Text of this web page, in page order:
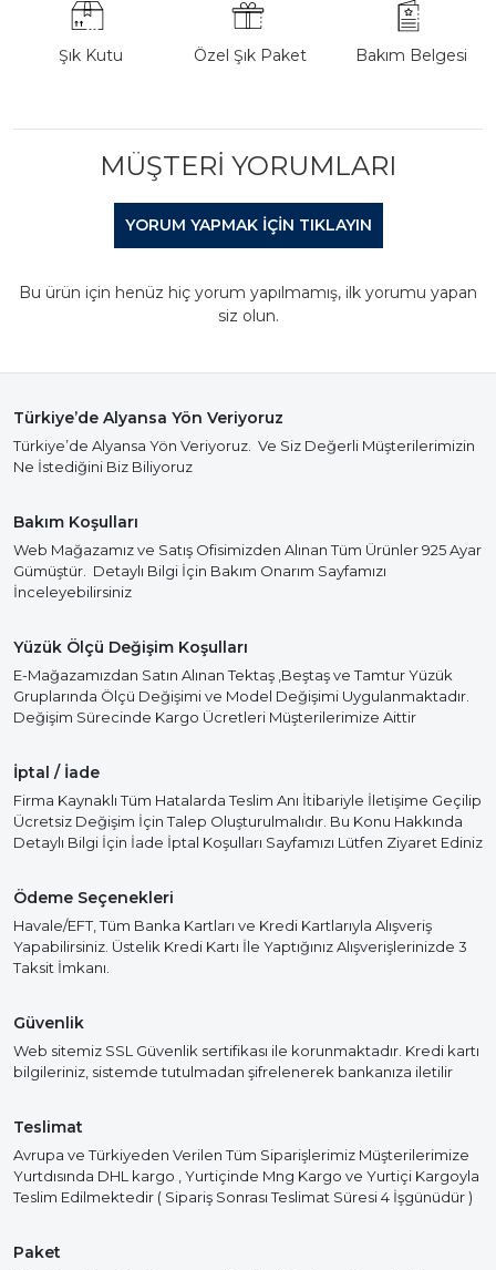
Şık Kutu Özel Şık Paket Bakım Belgesi
MÜŞTERI YORUMLARI
YORUM YAPMAK IÇIN TIKLAYIN
Bu ürün için henüz hiç yorum yapılmamış, ilk yorumu yapan
siz olun.
Türkiye’de Alyansa Yön Veriyoruz
Türkiye’de Alyansa Yön Veriyoruz. Ve Siz Değerli Müşterilerimizin
Ne İstediğini Biz Biliyoruz
Bakım Koşulları
Web Mağazamız ve Satış Ofisimizden Alınan Tüm Ürünler 925 Ayar
Gümüştür. Detaylı Bilgi İçin Bakım Onarım Sayfamızı
İnceleyebilirsiniz
Yüzük Ölçü Değişim Koşulları
E-Mağazamızdan Satın Alınan Tektaş ,Beştaş ve Tamtur Yüzük
Gruplarında Ölçü Değişimi ve Model Değişimi Uygulanmaktadır.
Değişim Sürecinde Kargo Ücretleri Müşterilerimize Aittir
İptal / İade
Firma Kaynaklı Tüm Hatalarda Teslim Anı İtibariyle İletişime Geçilip
Ücretsiz Değişim İçin Talep Oluşturulmalıdır. Bu Konu Hakkında
Detaylı Bilgi İçin İade İptal Koşulları Sayfamızı Lütfen Ziyaret Ediniz
Ödeme Seçenekleri
Havale/EFT, Tüm Banka Kartları ve Kredi Kartlarıyla Alışveriş
Yapabilirsiniz. Üstelik Kredi Kartı İle Yaptığınız Alışverişlerinizde 3
Taksit İmkanı.
Güvenlik
Web sitemiz SSL Güvenlik sertifikası ile korunmaktadır. Kredi kartı
bilgileriniz, sistemde tutulmadan şifrelenerek bankanıza iletilir
Teslimat
Avrupa ve Türkiyeden Verilen Tüm Siparişlerimiz Müşterilerimize
Yurtdısında DHL kargo , Yurtiçinde Mng Kargo ve Yurtiçi Kargoyla
Teslim Edilmektedir ( Sipariş Sonrası Teslimat Süresi 4 İşgünüdür )
Paket